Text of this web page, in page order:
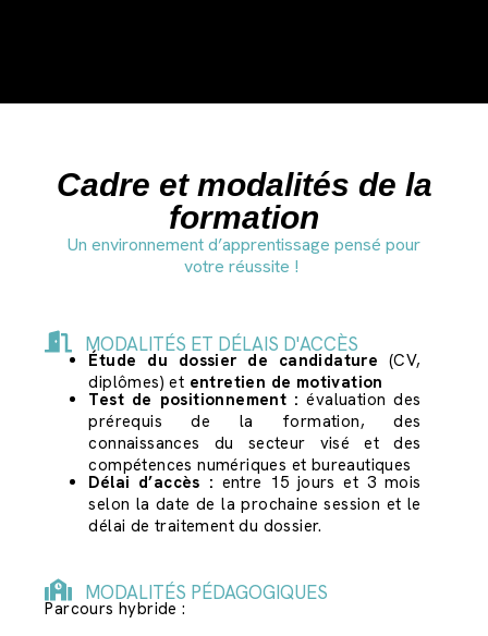
Cadre et modalités de la
formation
Un environnement d’apprentissage pensé pour
votre réussite !
MODALITÉS ET DÉLAIS D'ACCÈS
Étude du dossier de candidature (CV,
diplômes) et entretien de motivation
Test de positionnement : évaluation des
prérequis de la formation, des
connaissances du secteur visé et des
compétences numériques et bureautiques
Délai d’accès : entre 15 jours et 3 mois
selon la date de la prochaine session et le
délai de traitement du dossier.
MODALITÉS PÉDAGOGIQUES
Parcours hybride :